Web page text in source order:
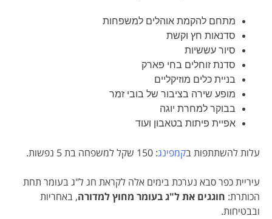
מתחם להקמת אוהלים למשפחות
סדנאות חץ וקשת
סיור עששיות
סדנת זוחלים בחי פארק
בניית כלים מוזיקליים
מופע שירה בציבור של בובי זמר
בבוקר למחרת יוגה
אפיית פיתות בטאבון ועוד
עלות להשתתפות בקמפינג: 150 שקל למשפחה בת 5 נפשות.
עיריית כפר סבא נערכת בימים אלה לקראת חג ל"ג בעומר תחת
הכותרת: חוגגים את ל"ג בעומר מחוץ למדורה, באחריות
ובבטיחות.